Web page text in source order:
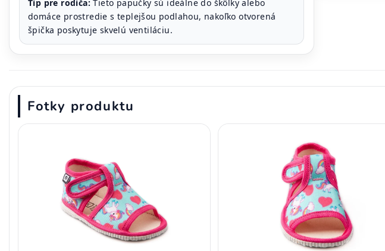
Tip pre rodiča: Tieto papučky sú ideálne do škôlky alebo
domáce prostredie s teplejšou podlahou, nakoľko otvorená
špička poskytuje skvelú ventiláciu.
Fotky produktu